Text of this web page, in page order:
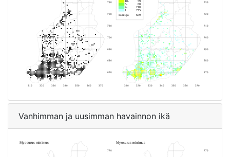
Vanhimman ja uusimman havainnon ikä